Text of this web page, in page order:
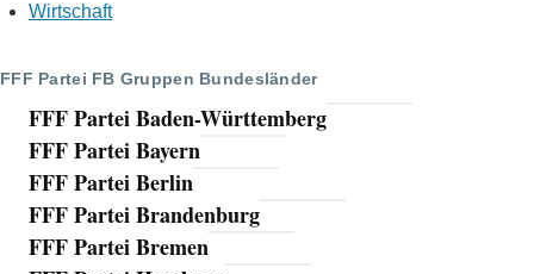
Wirtschaft
FFF Partei FB Gruppen Bundesländer
FFF Partei Baden-Württemberg
FFF Partei Bayern
FFF Partei Berlin
FFF Partei Brandenburg
FFF Partei Bremen